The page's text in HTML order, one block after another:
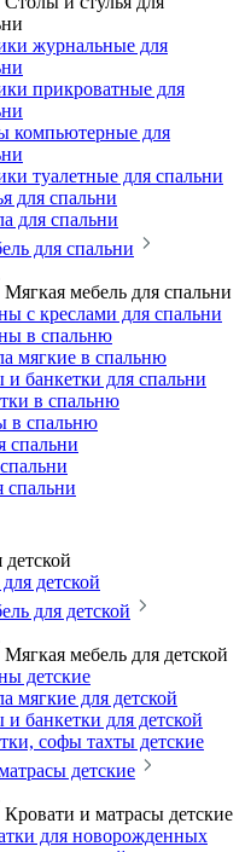
журнальные для
прикроватные для
компьютерные для
туалетные для спальни
для спальни
для спальни
для спальни
Мягкая мебель для спальни
с креслами для спальни
в спальню
мягкие в спальню
банкетки для спальни
в спальню
в спальню
спальни
спальни
детской
для детской
Мягкая мебель для детской
детские
мягкие для детской
банкетки для детской
софы тахты детские
детские
Кровати и матрасы детские
для новорожденных